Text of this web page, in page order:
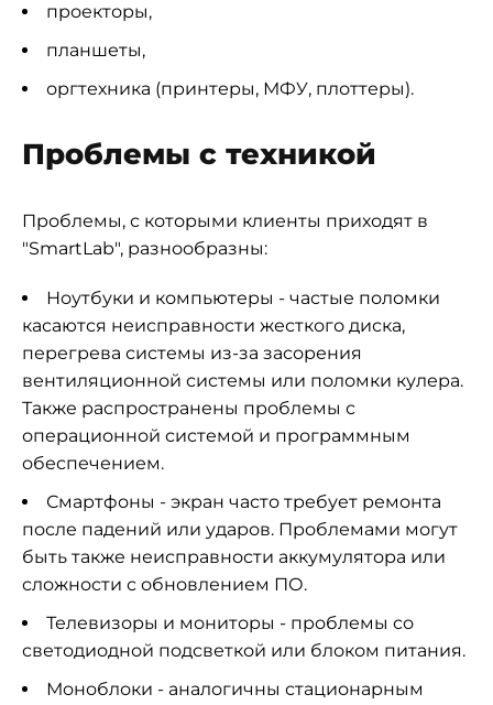
проекторы,
планшеты,
оргтехника (принтеры, МФУ, плоттеры).
Проблемы с техникой
Проблемы, с которыми клиенты приходят в
"SmartLab", разнообразны:
Ноутбуки и компьютеры - частые поломки
касаются неисправности жесткого диска,
перегрева системы из-за засорения
вентиляционной системы или поломки кулера.
Также распространены проблемы с
операционной системой и программным
обеспечением.
Смартфоны - экран часто требует ремонта
после падений или ударов. Проблемами могут
быть также неисправности аккумулятора или
сложности с обновлением ПО.
Телевизоры и мониторы - проблемы со
светодиодной подсветкой или блоком питания.
Моноблоки - аналогичны стационарным